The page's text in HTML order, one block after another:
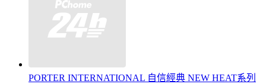
PORTER INTERNATIONAL 自信經典 NEW HEAT系列